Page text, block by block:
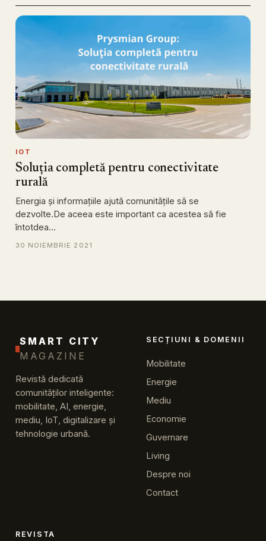
IOT
Soluția completă pentru conectivitate
rurală
Energia și informațiile ajută comunitățile să se
dezvolte.De aceea este important ca acestea să fie
întotdea…
30 NOIEMBRIE 2021
SMART CITY
MAGAZINE
Revistă dedicată
comunităților inteligente:
mobilitate, AI, energie,
mediu, IoT, digitalizare și
tehnologie urbană.
SECȚIUNI & DOMENII
Mobilitate
Energie
Mediu
Economie
Guvernare
Living
Despre noi
Contact
REVISTA